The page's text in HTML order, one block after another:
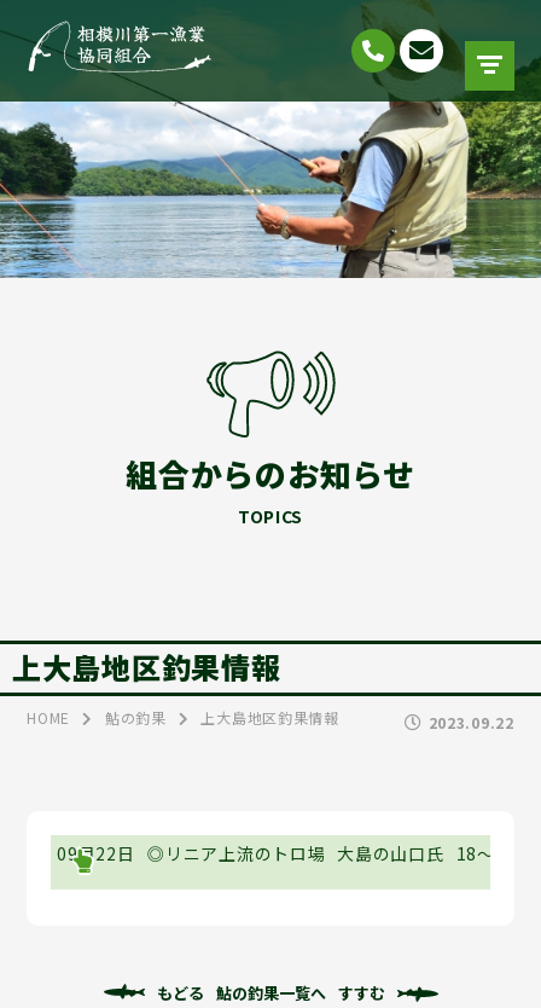
組合からのお知らせ
TOPICS
上大島地区釣果情報
HOME 鮎の釣果 上大島地区釣果情報 2023.09.22
09月22日 ◎リニア上流のトロ場 大島の山口氏 18～
もどる 鮎の釣果一覧へ すすむ